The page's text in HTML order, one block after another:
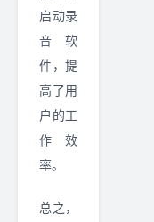
启动录
音软
件，提
高了用
户的工
作效
率。
总之，